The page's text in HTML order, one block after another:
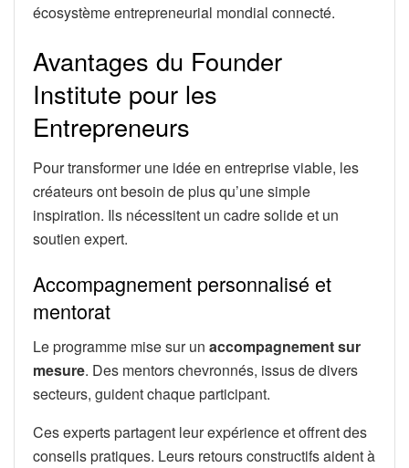
écosystème entrepreneurial mondial connecté.
Avantages du Founder
Institute pour les
Entrepreneurs
Pour transformer une idée en entreprise viable, les
créateurs ont besoin de plus qu’une simple
inspiration. Ils nécessitent un cadre solide et un
soutien expert.
Accompagnement personnalisé et
mentorat
Le programme mise sur un accompagnement sur
mesure. Des mentors chevronnés, issus de divers
secteurs, guident chaque participant.
Ces experts partagent leur expérience et offrent des
conseils pratiques. Leurs retours constructifs aident à